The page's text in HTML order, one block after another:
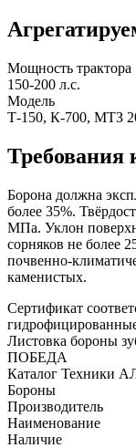
Мощность трактора
150-200 л.с.
Модель
Т-150, К-700, МТЗ
Требования
Борона должна
более 35%.
МПа. Уклон
сорняков не более
почвенно-
каменистых.
Сертификат
Листовка бороны
ПОБЕДА
Каталог Техники
Бороны
Производитель
Наименование
Наличие